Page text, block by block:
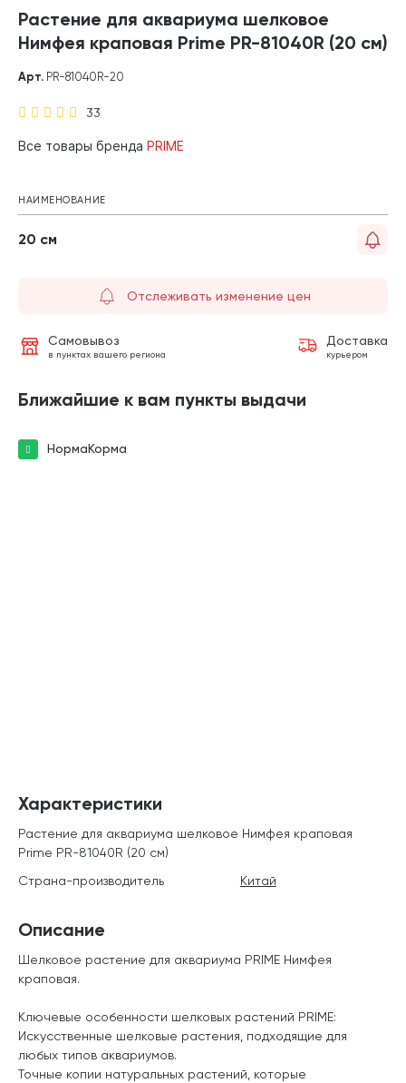
Растение для аквариума шелковое
Нимфея краповая Prime PR-81040R (20 см)
33
Арт. PR-81040R-20
Все товары бренда PRIME
НАИМЕНОВАНИЕ
20 см
Отслеживать изменение цен
Самовывоз
в пунктах вашего региона
Доставка
курьером
Ближайшие к вам пункты выдачи
НормаКорма
Описание
Шелковое растение для аквариума PRIME Нимфея
краповая.
Ключевые особенности шелковых растений PRIME:
Искусственные шелковые растения, подходящие для
любых типов аквариумов.
Точные копии натуральных растений, которые
Характеристики
Растение для аквариума шелковое Нимфея краповая
Prime PR-81040R (20 см)
Страна-производитель
Китай